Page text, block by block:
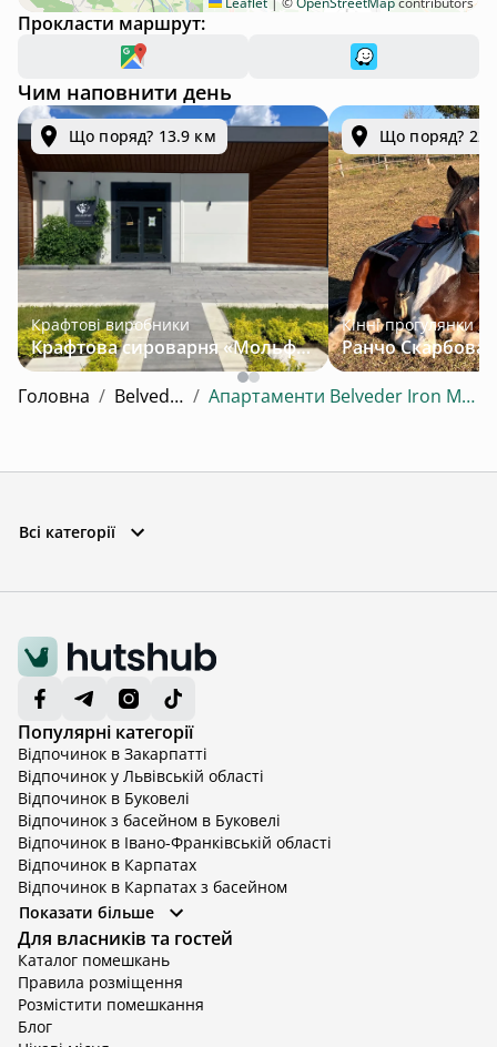
Прокласти маршрут:
Чим наповнити день
Що поряд? 13.9 км
Крафтові виробники
Крафтова сироварня «Мольфар»
Що поряд?
Кінні прогулянки
Головна / Belveder / Апартаменти Belveder Iron Mood
Всі категорії
Популярні категорії
Відпочинок в Закарпатті
Відпочинок у Львівській області
Відпочинок в Буковелі
Відпочинок з басейном в Буковелі
Відпочинок в Івано-Франківській області
Відпочинок в Карпатах
Відпочинок в Карпатах з басейном
Відпочинок в Київській області
Відпочинок в Київській області з басейном
Відпочинок в Тернопільській області
Відпочинок у Вінницькій області
Відпочинок в Яремче
Відпочинок у Львівській області з басейном
Відпочинок з басейном в Тернопільській області
Показати більше
Для власників та гостей
Каталог помешкань
Правила розміщення
Розмістити помешкання
Блог